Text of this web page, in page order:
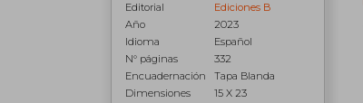
Editorial
Ediciones B
Año
2023
Idioma
Español
N° páginas
332
Encuadernación
Tapa Blanda
Dimensiones
15 X 23